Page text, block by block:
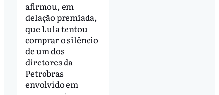
afirmou, em
delação premiada,
que Lula tentou
comprar o silêncio
de um dos
diretores da
Petrobras
envolvido em